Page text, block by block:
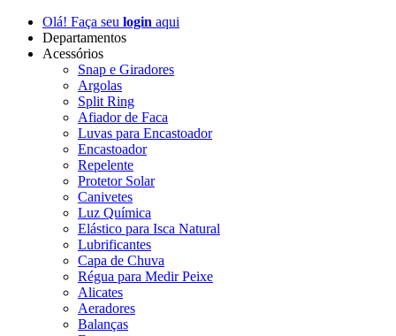
Olá! Faça seu login aqui
Departamentos
Acessórios
Snap e Giradores
Argolas
Split Ring
Afiador de Faca
Luvas para Encastoador
Encastoador
Repelente
Protetor Solar
Canivetes
Luz Química
Elástico para Isca Natural
Lubrificantes
Capa de Chuva
Régua para Medir Peixe
Alicates
Aeradores
Balanças